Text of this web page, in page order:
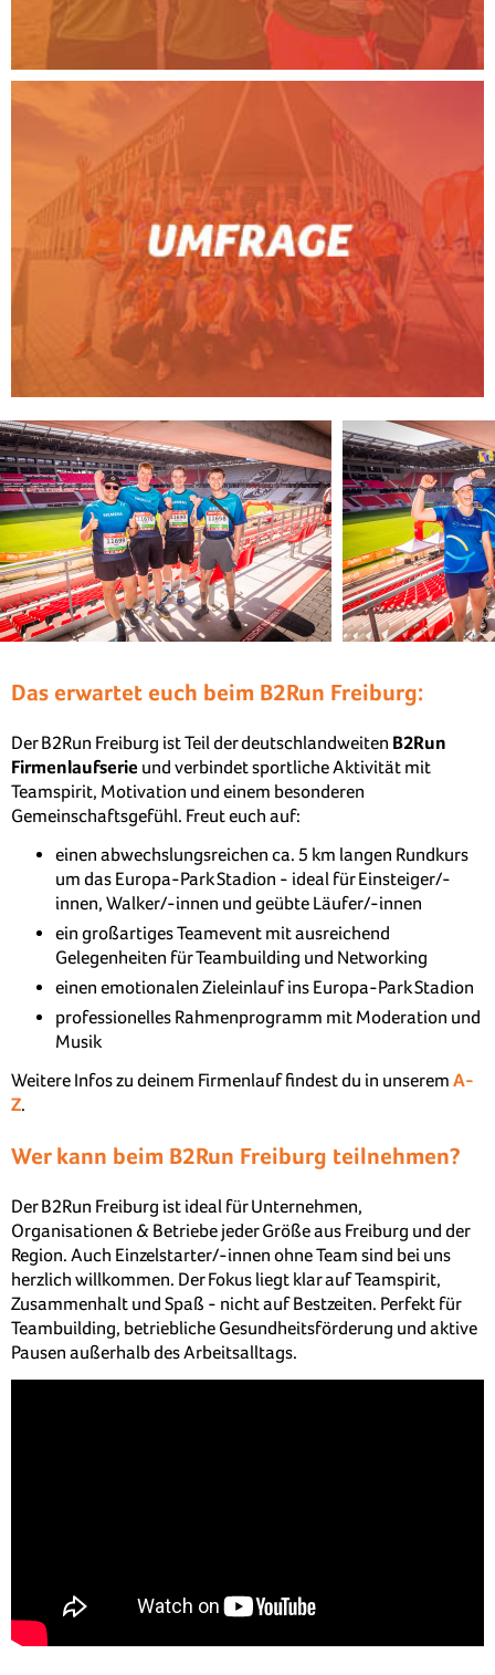
Das erwartet euch beim B2Run Freiburg:
Der B2Run Freiburg ist Teil der deutschlandweiten B2Run
Firmenlaufserie und verbindet sportliche Aktivität mit
Teamspirit, Motivation und einem besonderen
Gemeinschaftsgefühl. Freut euch auf:
einen abwechslungsreichen ca. 5 km langen Rundkurs
um das Europa-Park Stadion - ideal für Einsteiger/-
innen, Walker/-innen und geübte Läufer/-innen
ein großartiges Teamevent mit ausreichend
Gelegenheiten für Teambuilding und Networking
einen emotionalen Zieleinlauf ins Europa-Park Stadion
professionelles Rahmenprogramm mit Moderation und
Musik
Weitere Infos zu deinem Firmenlauf findest du in unserem A-
Z.
Wer kann beim B2Run Freiburg teilnehmen?
Der B2Run Freiburg ist ideal für Unternehmen,
Organisationen & Betriebe jeder Größe aus Freiburg und der
Region. Auch Einzelstarter/-innen ohne Team sind bei uns
herzlich willkommen. Der Fokus liegt klar auf Teamspirit,
Zusammenhalt und Spaß - nicht auf Bestzeiten. Perfekt für
Teambuilding, betriebliche Gesundheitsförderung und aktive
Pausen außerhalb des Arbeitsalltags.